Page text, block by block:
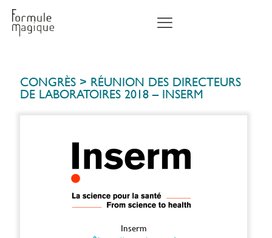
CONGRÈS > RÉUNION DES DIRECTEURS
DE LABORATOIRES 2018 – INSERM
Inserm